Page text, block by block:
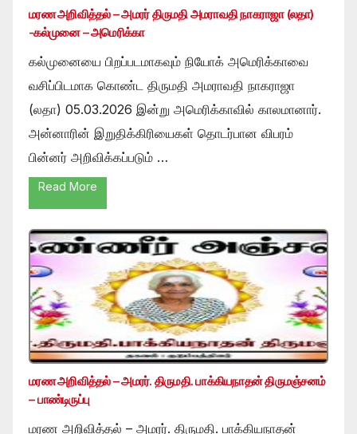
மரண அறிவித்தல் – அமரர் திருமதி அமராவதி நாகராஜா (லதா)
-கல்முனை – அமெரிக்கா
கல்முனையை பிறப்படமாகவும் நியோக் அமெரிக்காவை
வசிப்பிடமாக கொண்ட திருமதி அமராவதி நாகராஜா
(லதா) 05.03.2026 இன்று அமெரிக்காவில் காலமானார்.
அன்னாரின் இறுதிக்கிரியைகள் தொடர்பான விபரம்
பின்னர் அறிவிக்கப்படும் …
Read More
மரண அறிவித்தல் – அமரர். திருமதி. பாக்கியநாதன் திருமஞ்சனம்
– பாண்டிருப்பு
மரண அறிவித்தல் – அமரர். திருமதி. பாக்கியநாதன்